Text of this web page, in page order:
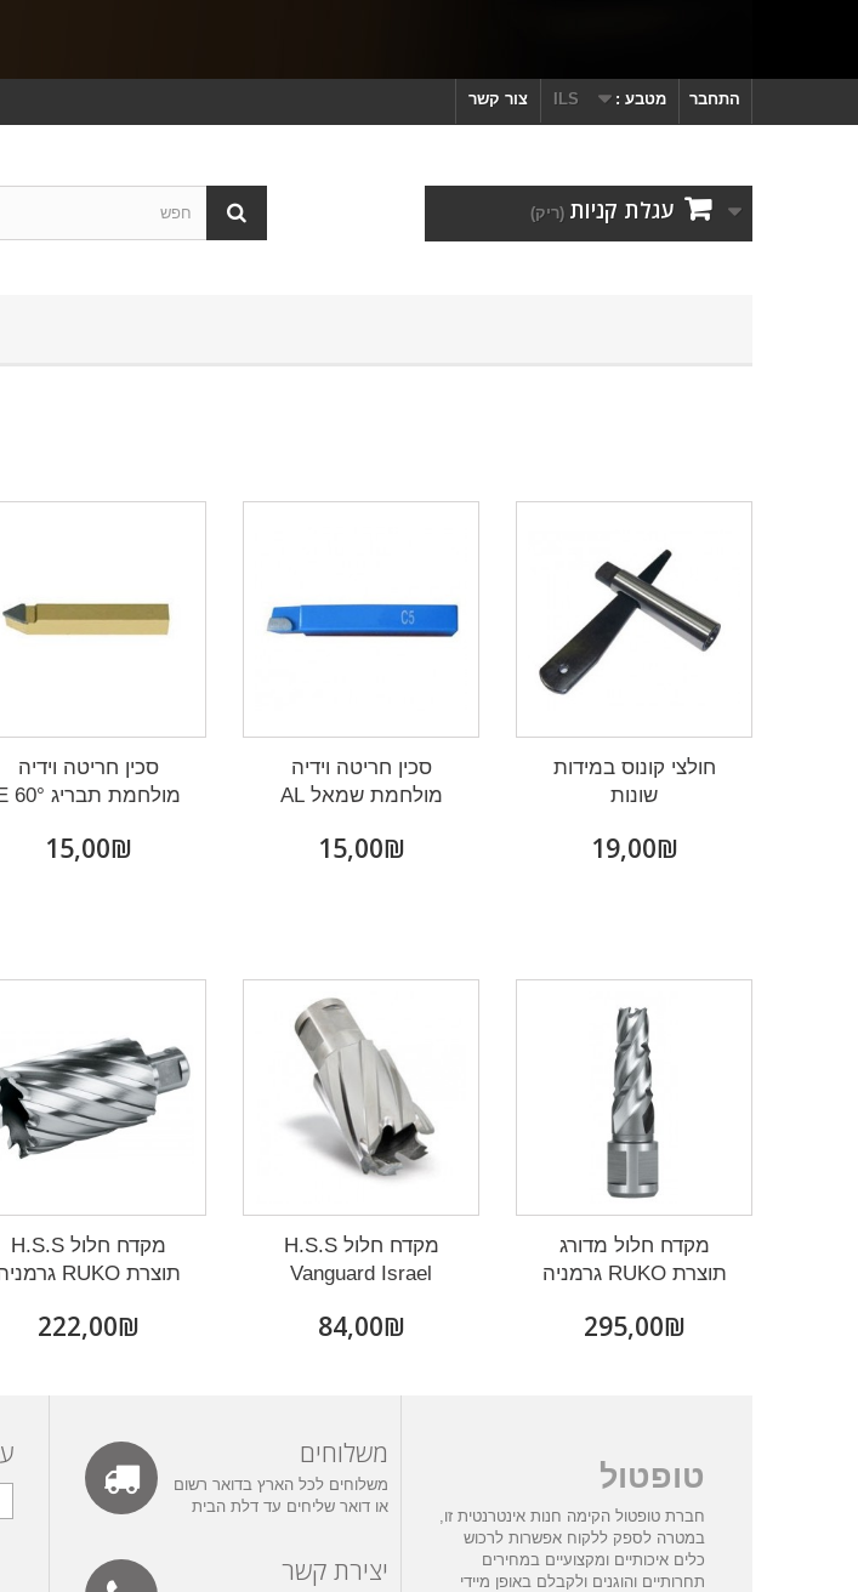
התחבר מטבע : ILS צור קשר
עגלת קניות (ריק)
סכין חריטה וידיה
מולחמת תבריג 60° E
₪‎15,00
סכין חריטה וידיה
מולחמת שמאל AL
₪‎15,00
חולצי קונוס במידות
שונות
₪‎19,00
מקדח חלול H.S.S
תוצרת RUKO גרמניה
₪‎222,00
מקדח חלול H.S.S
Vanguard Israel
₪‎84,00
מקדח חלול מדורג
תוצרת RUKO גרמניה
₪‎295,00
משלוחים
משלוחים לכל הארץ בדואר רשום
או דואר שליחים עד דלת הבית
יצירת קשר
טופטול
חברת טופטול הקימה חנות אינטרנטית זו,
במטרה לספק ללקוח אפשרות לרכוש
כלים איכותיים ומקצועיים במחירים
תחרותיים והוגנים ולקבלם באופן מיידי